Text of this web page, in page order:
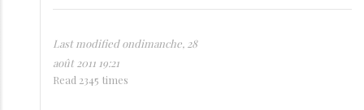
Last modified ondimanche, 28
août 2011 19:21
Read 2345 times